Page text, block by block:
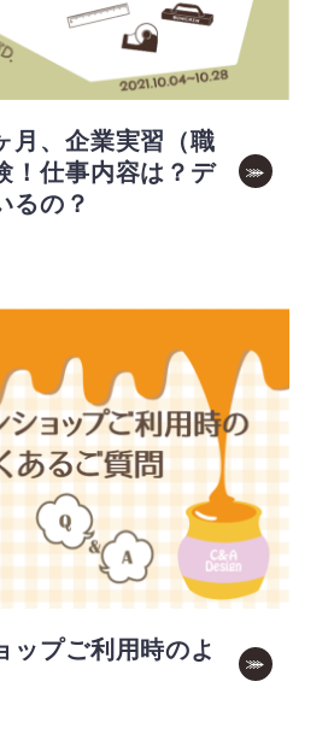
月、企業実習（職
！仕事内容は？デ
るの？
ップご利用時のよ